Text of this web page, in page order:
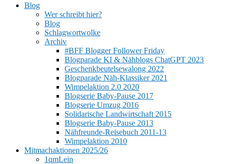
Blog
Wer schreibt hier?
Blog
Schlagwortwolke
Archiv
#BFF Blogger Follower Friday
Blogparade KI & Nähblogs ChatGPT 2023
Geschenkbeutelsewalong 2022
Blogparade Näh-Klassiker 2021
Wimpelaktion 2.0 2020
Blogserie Baby-Pause 2017
Blogserie Umzug 2016
Solidarische Landwirtschaft 2015
Blogserie Baby-Pause 2013
Nähfreunde-Reisebuch 2011-13
Wimpelaktion 2010
Mitmachaktionen 2025/26
1qmLein